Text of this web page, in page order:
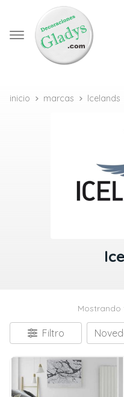
inicio marcas Icelands
Mostrando
Filtro